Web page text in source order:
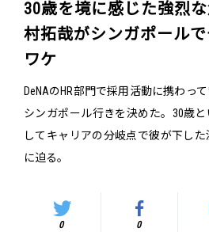
30歳を境に感じた強烈
村拓哉がシンガポール
ワケ
DeNAのHR部門で採用活動に携わっ
シンガポール行きを決めた。30歳
してキャリアの分岐点で彼が下し
に迫る。
0 0